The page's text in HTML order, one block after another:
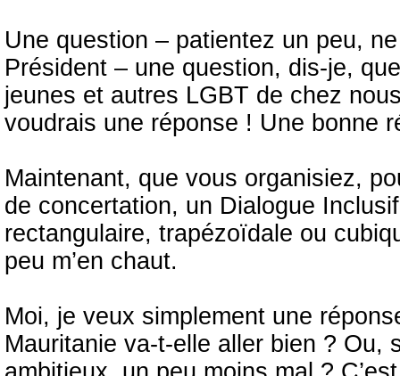
Une question – patientez un peu,
Président – une question, dis-je,
jeunes et autres LGBT de chez
voudrais une réponse ! Une bonne
Maintenant, que vous organisiez,
de concertation, un Dialogue
rectangulaire, trapézoïdale ou
peu m’en chaut.
Moi, je veux simplement une
Mauritanie va-t-elle aller bien ? Ou,